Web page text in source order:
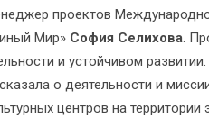
проектов
Мир» София Селихова.
и устойчивом
о деятельности и
центров на